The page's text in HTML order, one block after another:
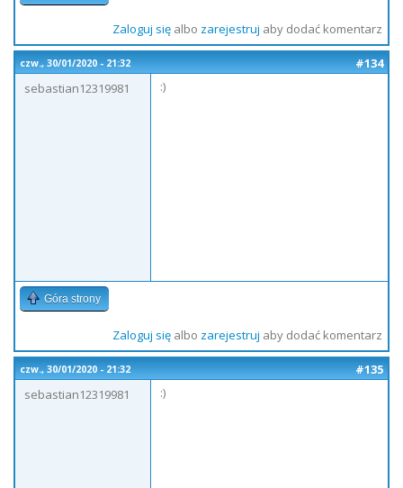
Zaloguj sięalbo zarejestruj aby dodać komentarz
czw., 30/01/2020 - 21:32
#134
sebastian12319981
:)
Góra strony
Zaloguj sięalbo zarejestruj aby dodać komentarz
czw., 30/01/2020 - 21:32
#135
sebastian12319981
:)